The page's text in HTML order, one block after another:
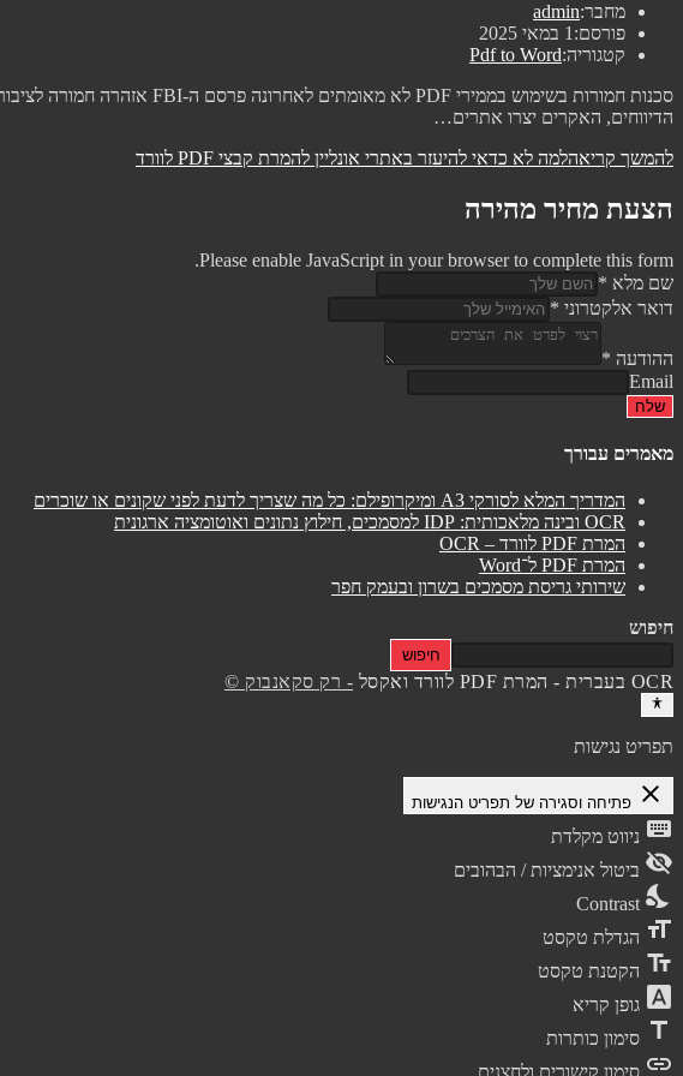
מחבר:admin
פורסם: 1 במאי 2025
קטגוריה:Pdf to Word
הדיווחים, האקרים יצרו אתרים…
להמשך קריאהלמה לא כדאי להיעזר באתרי אונליין להמרת קבצי PDF לוורד
הצעת מחיר מהירה
Please enable JavaScript in your browser to complete this form.
שם מלא *
דואר אלקטרוני *
ההודעה *
Email
שלח
מאמרים עבורך
המדריך המלא לסורקי A3 ומיקרופילם: כל מה שצריך לדעת לפני שקונים או שוכרים
OCR ובינה מלאכותית: IDP למסמכים, חילוץ נתונים ואוטומציה ארגונית
המרת PDF לוורד – OCR
המרת PDF ל־Word
שירותי גריסת מסמכים בשרון ובעמק חפר
חיפוש
חיפוש
OCR בעברית - המרת PDF לוורד ואקסל - רק סקאנבוק ©
תפריט נגישות
close פתיחה וסגירה של תפריט הנגישות
keyboard ניווט מקלדת
visibility_off ביטול אנימציות / הבהובים
nights_stay
Contrast
format_size הגדלת טקסט
text_fields הקטנת טקסט
font_download גופן קריא
title סימון כותרות
link